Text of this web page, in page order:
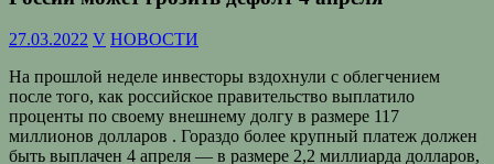
27.03.2022 V НОВОСТИ
На прошлой неделе инвесторы вздохнули с облегчением
после того, как российское правительство выплатило
проценты по своему внешнему долгу в размере 117
миллионов долларов . Гораздо более крупный платеж должен
быть выплачен 4 апреля — в размере 2,2 миллиарда долларов,